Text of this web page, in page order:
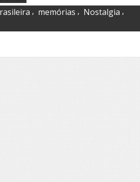
, memórias , Nostalgia ,